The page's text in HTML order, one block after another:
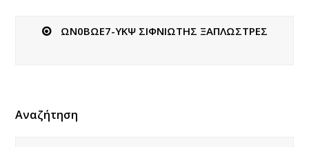
ΩΝ0ΒΩΕ7-ΥΚΨ ΣΙΦΝΙΩΤΗΣ ΞΑΠΛΩΣΤΡΕΣ
Αναζήτηση